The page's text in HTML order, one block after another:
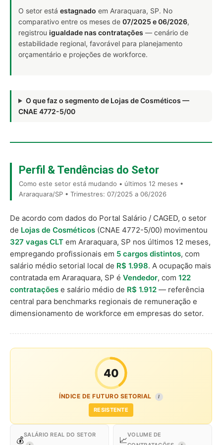
O setor está estagnado em Araraquara, SP. No
comparativo entre os meses de 07/2025 e 06/2026,
registrou igualdade nas contratações — cenário de
estabilidade regional, favorável para planejamento
orçamentário e projeções de workforce.
O que faz o segmento de Lojas de Cosméticos —
CNAE 4772-5/00
Perfil & Tendências do Setor
Como este setor está mudando • últimos 12 meses •
Araraquara/SP • Trimestres: 07/2025 a 06/2026
De acordo com dados do Portal Salário / CAGED, o setor
de Lojas de Cosméticos (CNAE 4772-5/00) movimentou
327 vagas CLT em Araraquara, SP nos últimos 12 meses,
empregando profissionais em 5 cargos distintos, com
salário médio setorial local de R$ 1.998. A ocupação mais
contratada em Araraquara, SP é Vendedor, com 122
contratações e salário médio de R$ 1.912 — referência
central para benchmarks regionais de remuneração e
dimensionamento de workforce em empresas do setor.
40
ÍNDICE DE FUTURO SETORIAL I
RESISTENTE
💰
SALÁRIO REAL DO SETOR
📈
VOLUME DE